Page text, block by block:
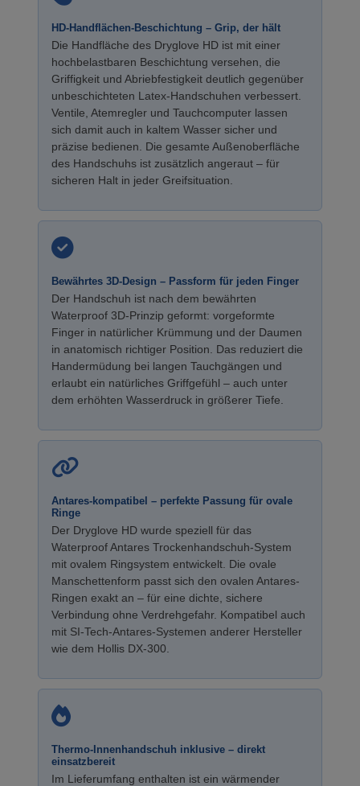
HD-Handflächen-Beschichtung – Grip, der hält
Die Handfläche des Dryglove HD ist mit einer
hochbelastbaren Beschichtung versehen, die
Griffigkeit und Abriebfestigkeit deutlich gegenüber
unbeschichteten Latex-Handschuhen verbessert.
Ventile, Atemregler und Tauchcomputer lassen
sich damit auch in kaltem Wasser sicher und
präzise bedienen. Die gesamte Außenoberfläche
des Handschuhs ist zusätzlich angeraut – für
sicheren Halt in jeder Greifsituation.
Bewährtes 3D-Design – Passform für jeden Finger
Der Handschuh ist nach dem bewährten
Waterproof 3D-Prinzip geformt: vorgeformte
Finger in natürlicher Krümmung und der Daumen
in anatomisch richtiger Position. Das reduziert die
Handermüdung bei langen Tauchgängen und
erlaubt ein natürliches Griffgefühl – auch unter
dem erhöhten Wasserdruck in größerer Tiefe.
Antares-kompatibel – perfekte Passung für ovale
Ringe
Der Dryglove HD wurde speziell für das
Waterproof Antares Trockenhandschuh-System
mit ovalem Ringsystem entwickelt. Die ovale
Manschettenform passt sich den ovalen Antares-
Ringen exakt an – für eine dichte, sichere
Verbindung ohne Verdrehgefahr. Kompatibel auch
mit SI-Tech-Antares-Systemen anderer Hersteller
wie dem Hollis DX-300.
Thermo-Innenhandschuh inklusive – direkt
einsatzbereit
Im Lieferumfang enthalten ist ein wärmender